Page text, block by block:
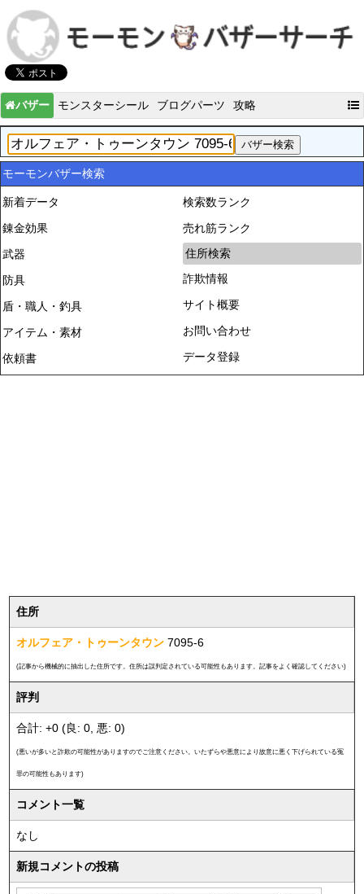
バザー モンスターシール ブログパーツ 攻略
モーモンバザー検索
新着データ
錬金効果
武器
防具
盾・職人・釣具
アイテム・素材
依頼書
検索数ランク
売れ筋ランク
住所検索
詐欺情報
サイト概要
お問い合わせ
データ登録
住所
オルフェア・トゥーンタウン 7095-6
(記事から機械的に抽出した住所です。住所は誤判定されている可能性もあります。記事をよく確認してください)
評判
合計: +0 (良: 0, 悪: 0)
(悪いが多いと詐欺の可能性がありますのでご注意ください。いたずらや悪意により故意に悪く下げられている冤
罪の可能性もあります)
コメント一覧
なし
新規コメントの投稿